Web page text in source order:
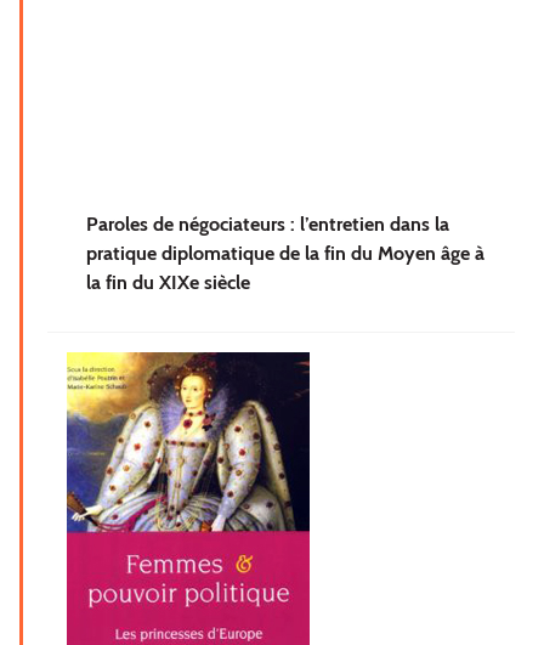
Paroles de négociateurs : l’entretien dans la
pratique diplomatique de la fin du Moyen âge à
la fin du XIXe siècle